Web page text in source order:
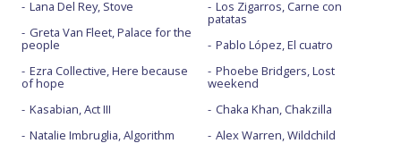
Lana Del Rey, Stove
Greta Van Fleet, Palace for the
people
Ezra Collective, Here because
of hope
Kasabian, Act III
Natalie Imbruglia, Algorithm
Los Zigarros, Carne con
patatas
Pablo López, El cuatro
Phoebe Bridgers, Lost
weekend
Chaka Khan, Chakzilla
Alex Warren, Wildchild